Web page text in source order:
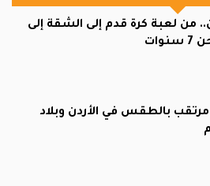
من لعبة كرة قدم إلى الشقة إلى
مرتقب بالطقس في الأردن وبلاد